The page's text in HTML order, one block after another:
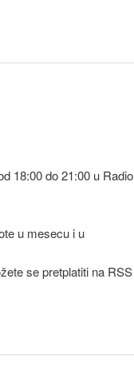
18:00 do 21:00 u Radio
u mesecu i u
se pretplatiti na RSS